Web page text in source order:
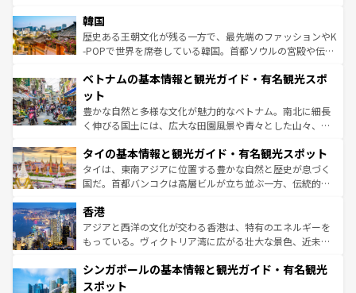
はコンテンツ一覧
いる。アクティビティも充実しており、サーフィンやダイ
ビング、ハイキングなど、アウトドア好きにはたまらな
い。オーストラリアの多彩な魅力を存分に味わいつくそ
参照してほしい。
ン）、静ひつな山岳地帯である台湾東部など、都市の喧騒
と山間の静けさが共存しており、訪れる人に新しい発見と
驚きをもたらしてくれる。また、奥深い台湾の食文化も魅
容にもいいと評判のスイーツなど、バラエティ豊かな料理
照してほしい。
韓国
歴史ある王朝文化が残る一方で、最先端のファッションやK
-POPで世界を席巻している韓国。首都ソウルの宮殿や伝統
き、地方に足を延ばせば四季折々の自然美を楽しむことが
できる。そして、キムチや焼肉、絶品のストリートフード
まで、さまざまな韓国料理が待っている。夜には、韓国な
らではのナイトライフも堪能できる。あたたかいホスピタ
わってみてほしい。 なお、新着の韓国情報はコンテンツ一
覧 を参照してほしい。
ベトナムの基本情報と観光ガイド・有名観光スポ
ット
豊かな自然と多様な文化が魅力的なベトナム。南北に細長
く伸びる国土には、広大な田園風景や青々とした山々、世
急速な発展と共に伝統が息づく。ハノイの古い町並みやホ
ーチミン市のフランス統治時代の建物も、独特の雰囲気を
醸し出している。また、バラエティの豊かさとおいしさで
とつ。フォーやバインミー、ベトナムコーヒーなどは、ぜ
ひ現地で味わいたい。どの地域を訪れてもあたたかい人々
が旅行者を迎えてくれるので、きっと忘れられない旅にな
参照してほしい。
タイの基本情報と観光ガイド・有名観光スポット
タイは、東南アジアに位置する豊かな自然と歴史が息づく
国だ。首都バンコクは高層ビルが立ち並ぶ一方、伝統的な
の活気が交差している。北部ではチェンマイなどの山岳地
帯で自然と触れ合い、南部ではプーケットやクラビの美し
いビーチでリゾート気分を楽しむことができる。タイ料理
激する。気候は一年中温暖で、どの季節にも異なる楽しみ
が待っている。親しみやすいタイの人々、仏教を中心とし
香港
アジアと西洋の文化が交わる香港は、特有のエネルギーを
もっている。ヴィクトリア湾に広がる壮大な景色、近未来
み、どこを訪れても感動するはず。観光スポットが密集し
ており、効率よく見どころを回れるのも魅力。息をのむよ
シンガポールの基本情報と観光ガイド・有名観光
スポット